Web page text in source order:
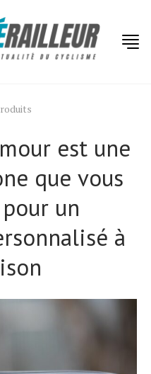
est une
que vous
un
à